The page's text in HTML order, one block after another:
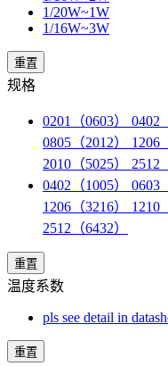
1/20W~1W
1/16W~3W
重置
规格
0201（0603） 0402
0805（2012） 1206
2010（5025） 2512
0402（1005） 0603
1206（3216） 1210
2512（6432）
重置
温度系数
pls see detail in
重置